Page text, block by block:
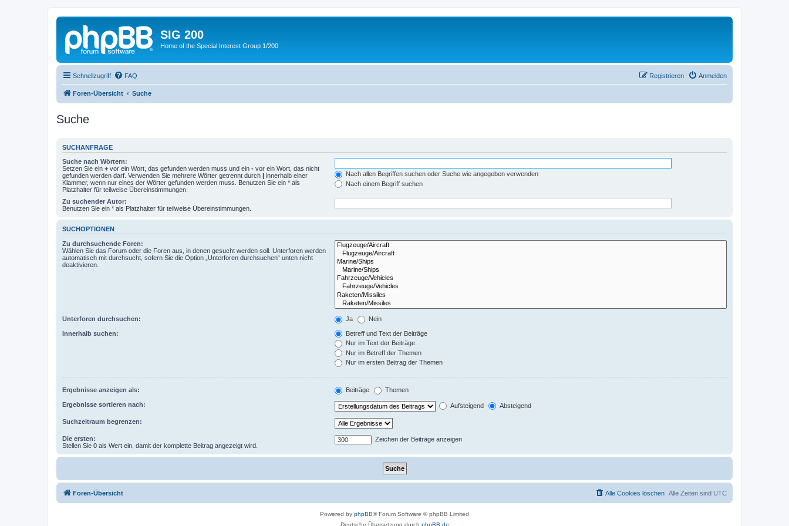
SIG 200
Home of the Special Interest Group 1/200
Schnellzugriff FAQ Anmelden
Registrieren
Foren-Übersicht Suche
Suche
SUCHANFRAGE
Suche nach Wörtern:
Setzen Sie ein + vor ein Wort, das gefunden werden muss und ein - vor ein Wort, das nicht
gefunden werden darf. Verwenden Sie mehrere Wörter getrennt durch | innerhalb einer
Klammer, wenn nur eines der Wörter gefunden werden muss. Benutzen Sie ein * als
Platzhalter für teilweise Übereinstimmungen.
Nach allen Begriffen suchen oder Suche wie angegeben verwenden
Nach einem Begriff suchen
Zu suchender Autor:
Benutzen Sie ein * als Platzhalter für teilweise Übereinstimmungen.
SUCHOPTIONEN
Zu durchsuchende Foren:
Wählen Sie das Forum oder die Foren aus, in denen gesucht werden soll. Unterforen werden
automatisch mit durchsucht, sofern Sie die Option „Unterforen durchsuchen“ unten nicht
deaktivieren.
Unterforen durchsuchen: Ja Nein
Innerhalb suchen:
Betreff und Text der Beiträge
Nur im Text der Beiträge
Nur im Betreff der Themen
Nur im ersten Beitrag der Themen
Ergebnisse anzeigen als: Beiträge Themen
Ergebnisse sortieren nach: Aufsteigend Absteigend
Suchzeitraum begrenzen:
Die ersten:
Stellen Sie 0 als Wert ein, damit der komplette Beitrag angezeigt wird.
Zeichen der Beiträge anzeigen
Foren-Übersicht Alle Zeiten sind UTC
Alle Cookies löschen
Powered by phpBB® Forum Software © phpBB Limited
Deutsche Übersetzung durch phpBB.de